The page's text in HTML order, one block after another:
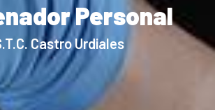
Personal
Castro Urdiales